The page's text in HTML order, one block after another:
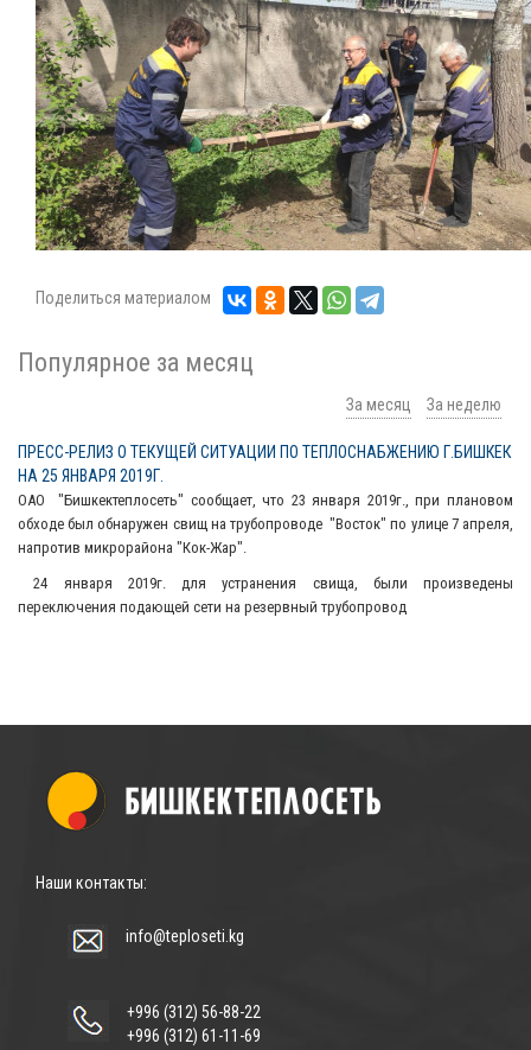
Поделиться материалом
Популярное за месяц
За месяц За неделю
ПРЕСС-РЕЛИЗ О ТЕКУЩЕЙ СИТУАЦИИ ПО ТЕПЛОСНАБЖЕНИЮ Г.БИШКЕК
НА 25 ЯНВАРЯ 2019Г.
ОАО "Бишкектеплосеть" сообщает, что 23 января 2019г., при плановом
обходе был обнаружен свищ на трубопроводе "Восток" по улице 7 апреля,
напротив микрорайона "Кок-Жар".
24 января 2019г. для устранения свища, были произведены
переключения подающей сети на резервный трубопровод
Наши контакты:
info@teploseti.kg
+996 (312) 56-88-22
+996 (312) 61-11-69